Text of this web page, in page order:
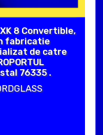
8 Convertible,
fabricatie
de catre
76335 .